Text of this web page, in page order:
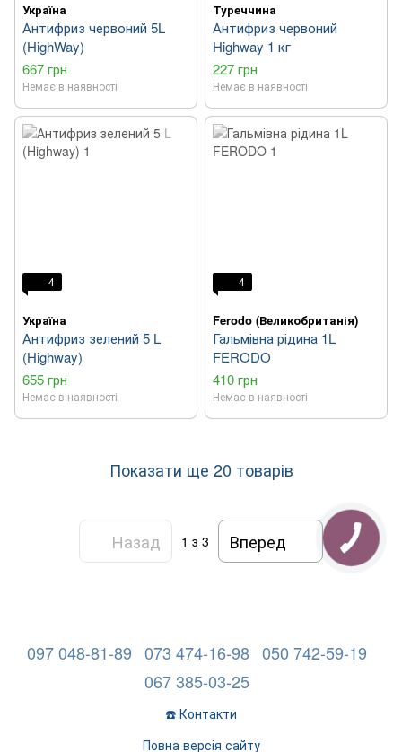
Україна
Антифриз червоний 5L
(HighWay)
667 грн
Немає в наявності
Туреччина
Антифриз червоний
Highway 1 кг
227 грн
Немає в наявності
4
Україна
Антифриз зелений 5 L
(Highway)
655 грн
Немає в наявності
4
Ferodo (Великобританія)
Гальмівна рідина 1L
FERODO
410 грн
Немає в наявності
Показати ще 20 товарів
Назад 1 з 3 Вперед
097 048-81-89 073 474-16-98 050 742-59-19
067 385-03-25
☎️ Контакти
Повна версія сайту